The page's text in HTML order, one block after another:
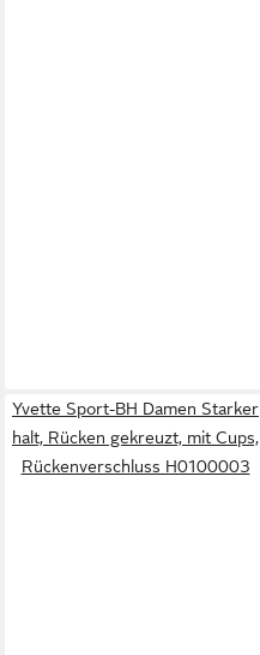
Yvette Sport-BH Damen Starker
halt, Rücken gekreuzt, mit Cups,
Rückenverschluss H0100003